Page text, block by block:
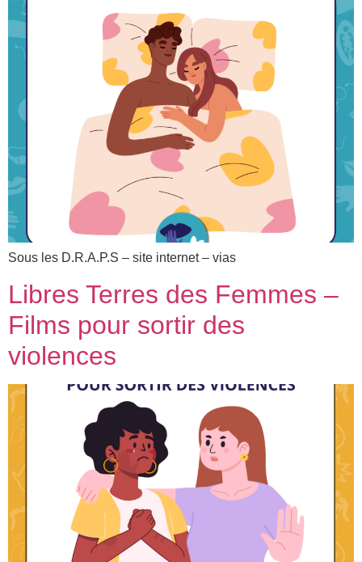
Sous les D.R.A.P.S – site internet – vias
Libres Terres des Femmes –
Films pour sortir des
violences